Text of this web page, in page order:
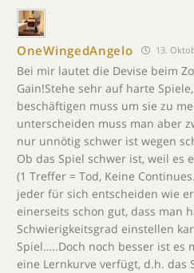
OneWingedAngelo 13.
Bei mir lautet die Devise beim
Gain!Stehe sehr auf harte
beschäftigen muss um sie zu
unterscheiden muss man aber
nur unnötig schwer ist wegen
Ob das Spiel schwer ist, weil es
(1 Treffer = Tod, Keine
jeder für sich entscheiden wie
einerseits schon gut, dass man
Schwierigkeitsgrad einstellen
Spiel…..Doch noch besser ist es
eine Lernkurve verfügt, d.h. das